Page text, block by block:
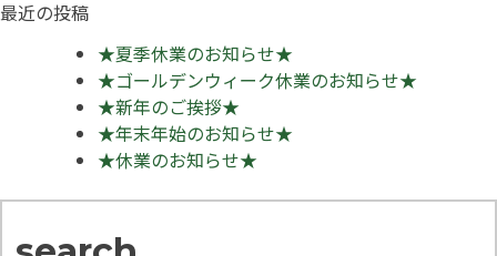
ー
シ
ョ
ン
最近の投稿
★夏季休業のお知らせ★
★ゴールデンウィーク休業のお知らせ★
★新年のご挨拶★
★年末年始のお知らせ★
★休業のお知らせ★